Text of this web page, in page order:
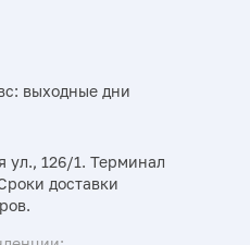
выходные дни
ул., 126/1. Терминал
доставки